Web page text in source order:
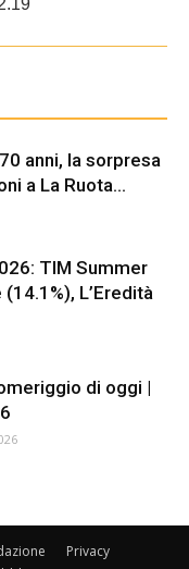
anni, la sorpresa
a La Ruota...
TIM Summer
L’Eredità
di oggi |
Privacy